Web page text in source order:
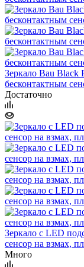
Зеркало Bau Black
бесконтактным
Достаточно
Зеркало с LED
сенсор на взмах,
Много